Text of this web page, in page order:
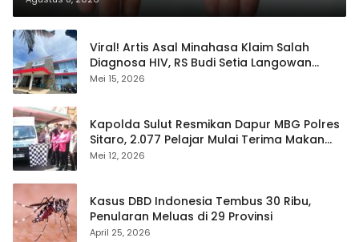
Viral! Artis Asal Minahasa Klaim Salah
Diagnosa HIV, RS Budi Setia Langowan
Disorot Publik
Mei 15, 2026
Kapolda Sulut Resmikan Dapur MBG Polres
Sitaro, 2.077 Pelajar Mulai Terima Makan
Gratis
Mei 12, 2026
Kasus DBD Indonesia Tembus 30 Ribu,
Penularan Meluas di 29 Provinsi
April 25, 2026